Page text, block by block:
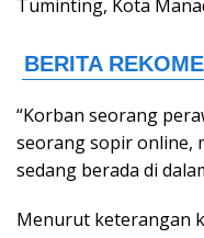
Tuminting, Kota
“Korban seorang
seorang sopir online,
sedang berada di
Menurut keterangan